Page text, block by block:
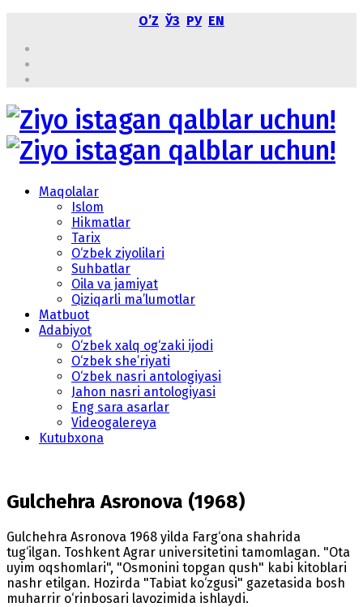
OʼZ ЎЗ РУ EN
Maqolalar
Islom
Hikmatlar
Tarix
O‘zbek ziyolilari
Suhbatlar
Oila va jamiyat
Qiziqarli ma’lumotlar
Matbuot
Adabiyot
O‘zbek xalq og‘zaki ijodi
O‘zbek she’riyati
O‘zbek nasri antologiyasi
Jahon nasri antologiyasi
Eng sara asarlar
Videogalereya
Kutubxona
Gulchehra Asronova (1968)
Gulchehra Asronova 1968 yilda Farg‘ona shahrida
tug‘ilgan. Toshkent Agrar universitetini tamomlagan. "Ota
uyim oqshomlari", "Osmonini topgan qush" kabi kitoblari
nashr etilgan. Hozirda "Tabiat ko‘zgusi" gazetasida bosh
muharrir o‘rinbosari lavozimida ishlaydi.